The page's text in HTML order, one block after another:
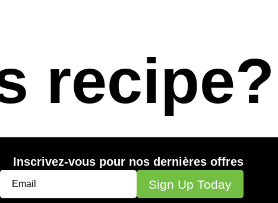
recipe?
Inscrivez-vous pour nos dernières offres